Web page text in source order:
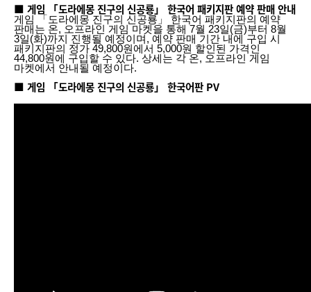
■ 게임 「도라에몽 진구의 신공룡」 한국어 패키지판 예약 판매 안내
게임 「도라에몽 진구의 신공룡」 한국어 패키지판의 예약
판매는 온, 오프라인 게임 마켓을 통해 7월 23일(금)부터 8월
3일(화)까지 진행될 예정이며, 예약 판매 기간 내에 구입 시
패키지판의 정가 49,800원에서 5,000원 할인된 가격인
44,800원에 구입할 수 있다. 상세는 각 온, 오프라인 게임
마켓에서 안내될 예정이다.
■ 게임 「도라에몽 진구의 신공룡」 한국어판 PV